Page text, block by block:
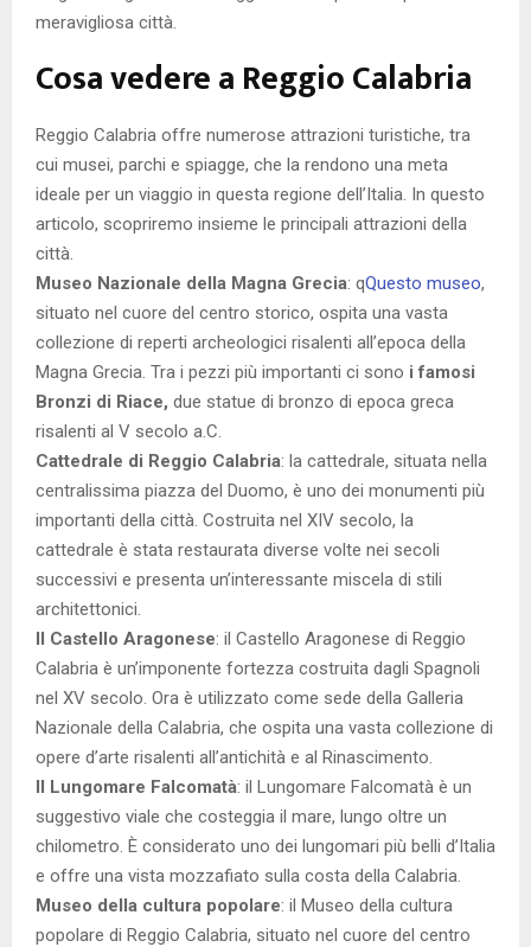
meravigliosa città.
Cosa vedere a Reggio Calabria
Reggio Calabria offre numerose attrazioni turistiche, tra
cui musei, parchi e spiagge, che la rendono una meta
ideale per un viaggio in questa regione dell’Italia. In questo
articolo, scopriremo insieme le principali attrazioni della
città.
Museo Nazionale della Magna Grecia: qQuesto museo,
situato nel cuore del centro storico, ospita una vasta
collezione di reperti archeologici risalenti all’epoca della
Magna Grecia. Tra i pezzi più importanti ci sono i famosi
Bronzi di Riace, due statue di bronzo di epoca greca
risalenti al V secolo a.C.
Cattedrale di Reggio Calabria: la cattedrale, situata nella
centralissima piazza del Duomo, è uno dei monumenti più
importanti della città. Costruita nel XIV secolo, la
cattedrale è stata restaurata diverse volte nei secoli
successivi e presenta un’interessante miscela di stili
architettonici.
Il Castello Aragonese: il Castello Aragonese di Reggio
Calabria è un’imponente fortezza costruita dagli Spagnoli
nel XV secolo. Ora è utilizzato come sede della Galleria
Nazionale della Calabria, che ospita una vasta collezione di
opere d’arte risalenti all’antichità e al Rinascimento.
Il Lungomare Falcomatà: il Lungomare Falcomatà è un
suggestivo viale che costeggia il mare, lungo oltre un
chilometro. È considerato uno dei lungomari più belli d’Italia
e offre una vista mozzafiato sulla costa della Calabria.
Museo della cultura popolare: il Museo della cultura
popolare di Reggio Calabria, situato nel cuore del centro